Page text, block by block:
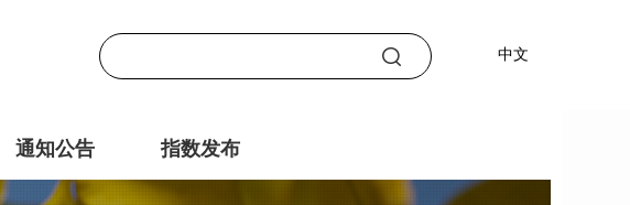
中文
通知公告 指数发布